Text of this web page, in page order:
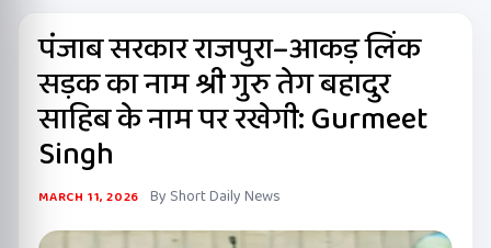
पंजाब सरकार राजपुरा–आकड़ लिंक
सड़क का नाम श्री गुरु तेग बहादुर
साहिब के नाम पर रखेगी: Gurmeet
Singh
MARCH 11, 2026 By Short Daily News